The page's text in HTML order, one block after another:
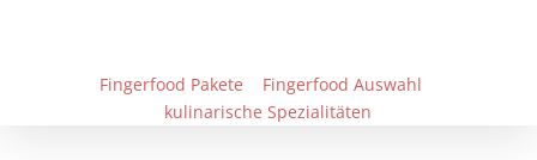
Fingerfood Pakete
Fingerfood Auswahl
kulinarische Spezialitäten